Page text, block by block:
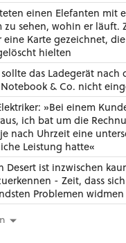
einen Elefanten mit
zu sehen, wohin er läuft.
eine Karte gezeichnet,
hielten
das Ladegerät nach
& Co. nicht
»Bei einem
ich bat um die
nach Uhrzeit eine
Leistung hatte«
Desert ist inzwischen
- Zeit, dass
Problemen widmen